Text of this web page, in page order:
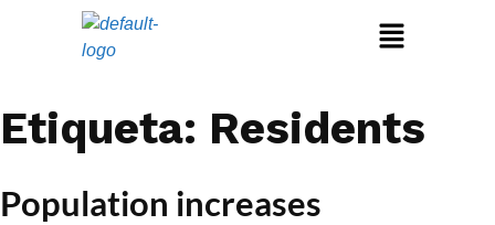
Etiqueta: Residents
Population increases